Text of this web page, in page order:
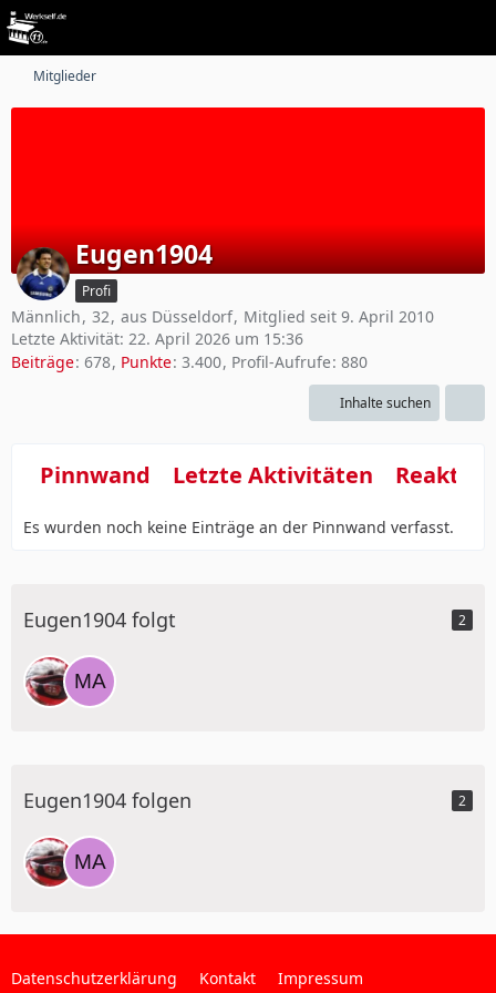
Mitglieder
Eugen1904
Profi
Männlich 32 aus Düsseldorf Mitglied seit 9. April 2010
Letzte Aktivität: 22. April 2026 um 15:36
Beiträge 678 Punkte 3.400 Profil-Aufrufe 880
Inhalte suchen
Pinnwand Letzte Aktivitäten
Es wurden noch keine Einträge an der Pinnwand verfasst.
Eugen1904 folgt 2
Eugen1904 folgen 2
Datenschutzerklärung Kontakt Impressum